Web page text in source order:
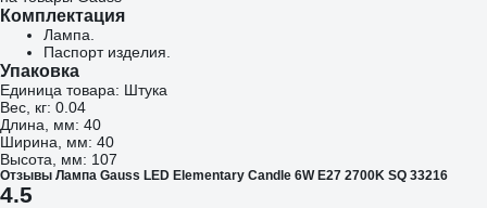
Комплектация
Лампа.
Паспорт изделия.
Упаковка
Единица товара: Штука
Вес, кг: 0.04
Длина, мм: 40
Ширина, мм: 40
Высота, мм: 107
Отзывы Лампа Gauss LED Elementary Candle 6W E27 2700K SQ 33216
4.5